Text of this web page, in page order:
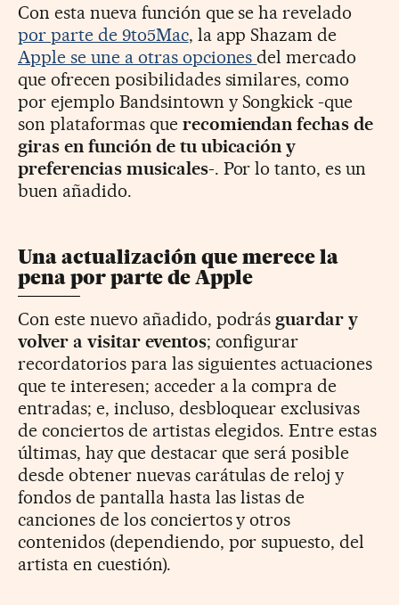
Con esta nueva función que se ha revelado
por parte de 9to5Mac, la app Shazam de
Apple se une a otras opcionesdel mercado
que ofrecen posibilidades similares, como
por ejemplo Bandsintown y Songkick -que
son plataformas que recomiendan fechas de
giras en función de tu ubicación y
preferencias musicales-. Por lo tanto, es un
buen añadido.
Una actualización que merece la
pena por parte de Apple
Con este nuevo añadido, podrás guardar y
volver a visitar eventos; configurar
recordatorios para las siguientes actuaciones
que te interesen; acceder a la compra de
entradas; e, incluso, desbloquear exclusivas
de conciertos de artistas elegidos. Entre estas
últimas, hay que destacar que será posible
desde obtener nuevas carátulas de reloj y
fondos de pantalla hasta las listas de
canciones de los conciertos y otros
contenidos (dependiendo, por supuesto, del
artista en cuestión).